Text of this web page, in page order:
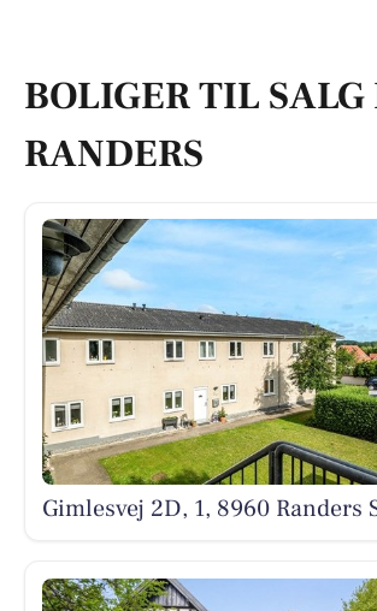
BOLIGER TIL SALG
RANDERS
Gimlesvej 2D, 1, 8960 Randers